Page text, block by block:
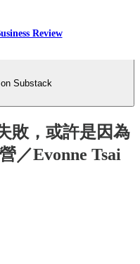
Review
Substack
敗，或許是因為
／Evonne Tsai